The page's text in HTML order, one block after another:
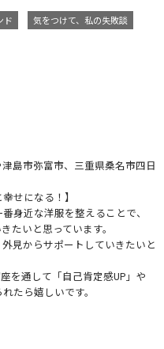
ド 気をつけて、私の失敗談
島市弥富市、三重県桑名市四日
せになる！】
身近な洋服を整えることで、
たいと思っています。
見からサポートしていきたいと
を通して「自己肯定感UP」や
たら嬉しいです。